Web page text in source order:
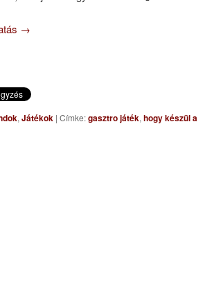
→
, Játékok | Címke:gasztro játék, hogy készül a